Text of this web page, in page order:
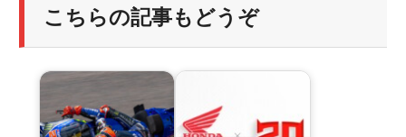
こちらの記事もどうぞ